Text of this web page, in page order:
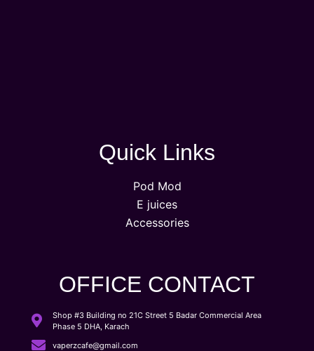
Quick Links
Pod Mod
E juices
Accessories
OFFICE CONTACT
Shop #3 Building no 21C Street 5 Badar Commercial Area
Phase 5 DHA, Karach
vaperzcafe@gmail.com